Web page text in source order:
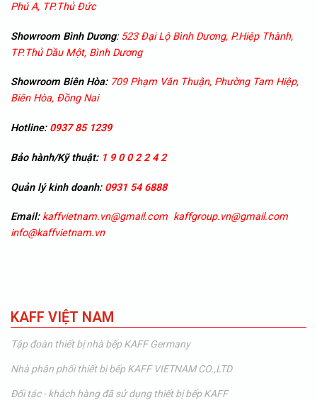
Phú A, TP.Thủ Đức
Showroom Bình Dương:523 Đại Lộ Bình Dương, P.Hiệp Thành,
TP.Thủ Dầu Một, Bình Dương
Showroom Biên Hòa: 709 Phạm Văn Thuận, Phường Tam Hiệp,
Biên Hòa, Đồng Nai
Hotline:0937 85 1239
Bảo hành/Kỹ thuật: 1 9 0 0 2 2 4 2
Quản lý kinh doanh:0931 54 6888
Email: kaffvietnam.vn@gmail.com kaffgroup.vn@gmail.com
info@kaffvietnam.vn
KAFF VIỆT NAM
Tập đoàn thiết bị nhà bếp KAFF Germany
Nhà phân phối thiết bị bếp KAFF VIETNAM CO.,LTD
Đối tác - khách hàng đã sử dụng thiết bị bếp KAFF